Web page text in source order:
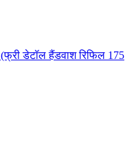
डेटॉल हैंडवाश रिफिल 175